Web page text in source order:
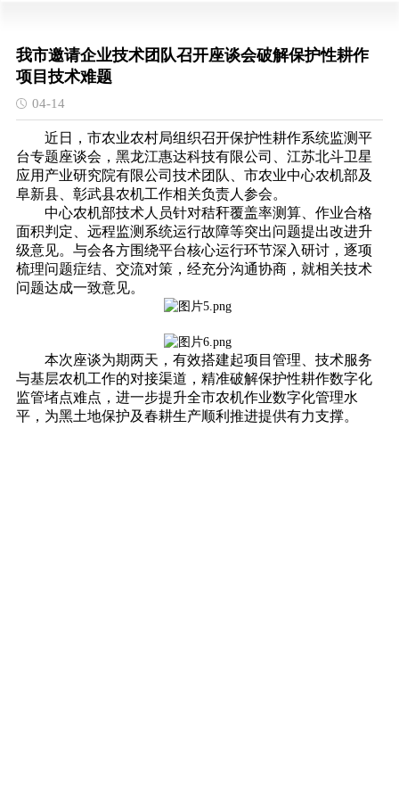
我市邀请企业技术团队召开座谈会破解保护性耕作
项目技术难题
04-14
近日，市农业农村局组织召开保护性耕作系统监测平
台专题座谈会，黑龙江惠达科技有限公司、江苏北斗卫星
应用产业研究院有限公司技术团队、市农业中心农机部及
阜新县、彰武县农机工作相关负责人参会。
中心农机部技术人员针对秸秆覆盖率测算、作业合格
面积判定、远程监测系统运行故障等突出问题提出改进升
级意见。与会各方围绕平台核心运行环节深入研讨，逐项
梳理问题症结、交流对策，经充分沟通协商，就相关技术
问题达成一致意见。
本次座谈为期两天，有效搭建起项目管理、技术服务
与基层农机工作的对接渠道，精准破解保护性耕作数字化
监管堵点难点，进一步提升全市农机作业数字化管理水
平，为黑土地保护及春耕生产顺利推进提供有力支撑。